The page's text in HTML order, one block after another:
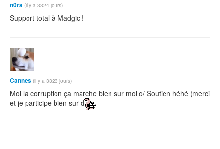
n0ra (il y a 3324 jours)
Support total à Madgic !
Cannes (il y a 3323 jours)
Moi la corruption ça marche bien sur moi o/ Soutien héhé (merci
et je participe bien sur d